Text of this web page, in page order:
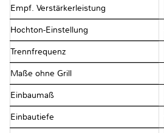
Empf. Verstärkerleistung
Hochton-Einstellung
Trennfrequenz
Maße ohne Grill
Einbaumaß
Einbautiefe